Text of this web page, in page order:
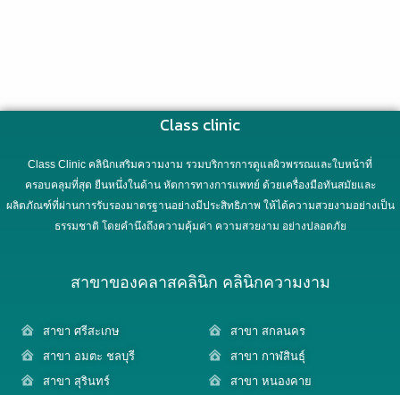
Class clinic
Class Clinic คลินิกเสริมความงาม รวมบริการการดูแลผิวพรรณและใบหน้าที่
ครอบคลุมที่สุด ยืนหนึ่งในด้าน หัตการทางการแพทย์ ด้วยเครื่องมือทันสมัยและ
ผลิตภัณฑ์ที่ผ่านการรับรองมาตรฐานอย่างมีประสิทธิภาพ ให้ได้ความสวยงามอย่างเป็น
ธรรมชาติ โดยคำนึงถึงความคุ้มค่า ความสวยงาม อย่างปลอดภัย
สาขาของคลาสคลินิก คลินิกความงาม
สาขา ศรีสะเกษ
สาขา อมตะ ชลบุรี
สาขา สุรินทร์
สาขา สกลนคร
สาขา กาฬสินธุ์
สาขา หนองคาย